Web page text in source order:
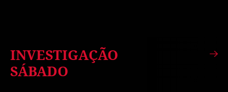
INVESTIGAÇÃO
SÁBADO